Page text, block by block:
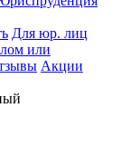
Для юр. лиц
или
Акции